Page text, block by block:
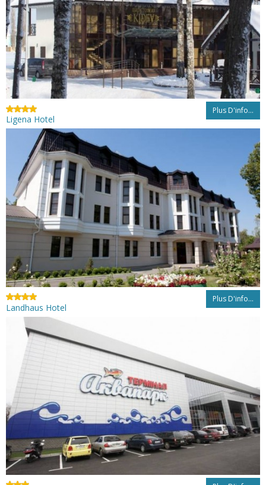
Plus D'info...
Ligena Hotel
Plus D'info...
Landhaus Hotel